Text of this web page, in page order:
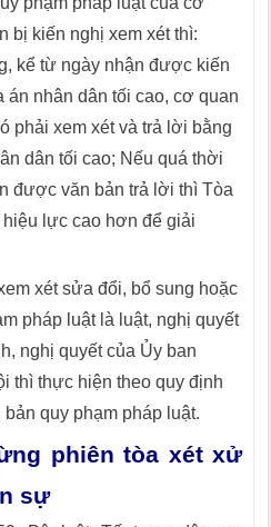
bị kiến nghị xem xét thì:
kể từ ngày nhận được kiến
án nhân dân tối cao, cơ quan
phải xem xét và trả lời bằng
dân tối cao; Nếu quá thời
được văn bản trả lời thì Tòa
lực cao hơn để giải
xét sửa đổi, bổ sung hoặc
pháp luật là luật, nghị quyết
nghị quyết của Ủy ban
thì thực hiện theo quy định
quy phạm pháp luật.
phiên tòa xét xử
sự